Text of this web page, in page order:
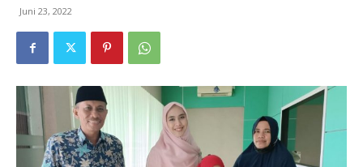
Juni 23, 2022